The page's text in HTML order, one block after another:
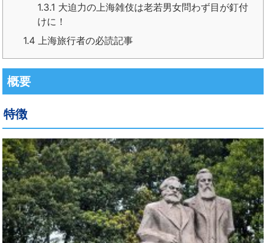
1.3.1 大迫力の上海雑伎は老若男女問わず目が釘付
けに！
1.4 上海旅行者の必読記事
概要
特徴